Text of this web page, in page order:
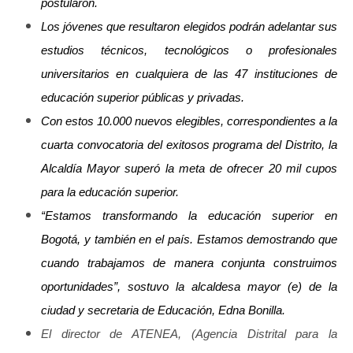
postularon.
Los jóvenes que resultaron elegidos podrán adelantar sus
estudios técnicos, tecnológicos o profesionales
universitarios en cualquiera de las 47 instituciones de
educación superior públicas y privadas.
Con estos 10.000 nuevos elegibles, correspondientes a la
cuarta convocatoria del exitosos programa del Distrito, la
Alcaldía Mayor superó la meta de ofrecer 20 mil cupos
para la educación superior.
“Estamos transformando la educación superior en
Bogotá, y también en el país. Estamos demostrando que
cuando trabajamos de manera conjunta construimos
oportunidades”, sostuvo la alcaldesa mayor (e) de la
ciudad y secretaria de Educación, Edna Bonilla.
El director de ATENEA, (Agencia Distrital para la